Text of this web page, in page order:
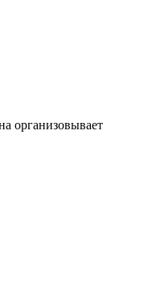
организовывает